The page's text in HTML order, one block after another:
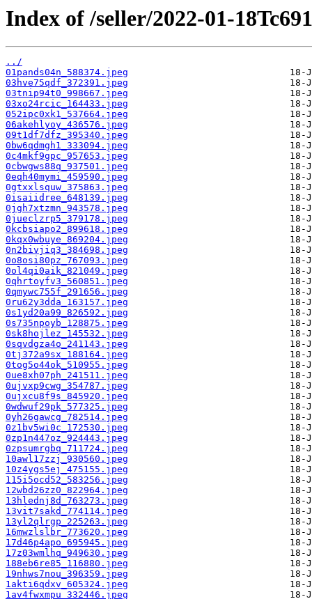
Index of /seller/2022-01-
../
01pands04n_588374.jpeg
03hve75qdf_372391.jpeg
03tnip94t0_998667.jpeg
03xo24rcic_164433.jpeg
052ipc0xk1_537664.jpeg
06akehlyoy_436576.jpeg
09t1df7dfz_395340.jpeg
0bw6qdmgh1_333094.jpeg
0c4mkf9gpc_957653.jpeg
0cbwgws88q_937501.jpeg
0eqh40mymi_459590.jpeg
0gtxxlsquw_375863.jpeg
0isaiidree_648139.jpeg
0jgh7xtzmn_943578.jpeg
0jueclzrp5_379178.jpeg
0kcbsiapo2_899618.jpeg
0kqx0wbuye_869204.jpeg
0n2bivjiq3_384698.jpeg
0o8osi80pz_767093.jpeg
0ol4qi0aik_821049.jpeg
0qhrtoyfv3_560851.jpeg
0qmywc755f_291656.jpeg
0ru62y3dda_163157.jpeg
0s1yd20a99_826592.jpeg
0s735npoyb_128875.jpeg
0sk8hojlez_145532.jpeg
0sqvdgza4o_241143.jpeg
0tj372a9sx_188164.jpeg
0tog5o44ok_510955.jpeg
0ue8xh07ph_241511.jpeg
0ujvxp9cwg_354787.jpeg
0ujxcu8f9s_845920.jpeg
0wdwuf29pk_577325.jpeg
0yh26gawcg_782514.jpeg
0z1bv5wi0c_172530.jpeg
0zp1n447oz_924443.jpeg
0zpsumrgbq_711724.jpeg
10awl17zzj_930560.jpeg
10z4ygs5ej_475155.jpeg
115i5ocd52_583256.jpeg
12wbd26zz0_822964.jpeg
13hlednj8d_763273.jpeg
13vit7sakd_774114.jpeg
13yl2qlrgp_225263.jpeg
16mwzlslbr_773620.jpeg
17d46p4apo_695945.jpeg
17z03wmlhq_949630.jpeg
188eb6re85_116880.jpeg
19nhws7nou_396359.jpeg
1akti6qdxv_605324.jpeg
1av4fwxmpu_332446.jpeg